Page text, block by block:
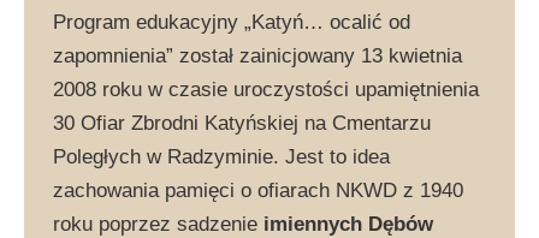
Program edukacyjny „Katyń… ocalić od
zapomnienia” został zainicjowany 13 kwietnia
2008 roku w czasie uroczystości upamiętnienia
30 Ofiar Zbrodni Katyńskiej na Cmentarzu
Poległych w Radzyminie. Jest to idea
zachowania pamięci o ofiarach NKWD z 1940
roku poprzez sadzenie imiennych Dębów